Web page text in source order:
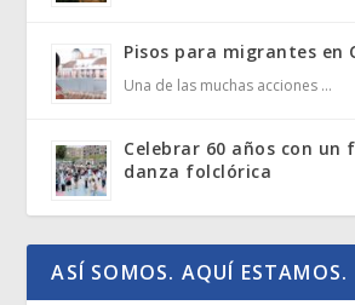
Pisos para migrantes en
Una de las muchas acciones …
Celebrar 60 años con un
danza folclórica
ASÍ SOMOS. AQUÍ ESTAMOS.